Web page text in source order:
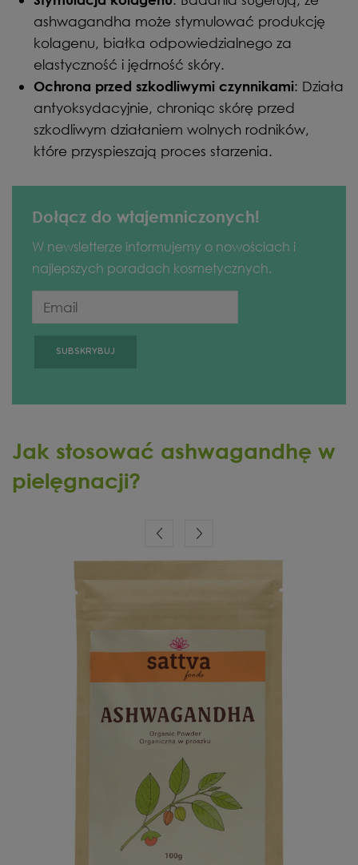
ashwagandha może stymulować produkcję
kolagenu, białka odpowiedzialnego za
elastyczność i jędrność skóry.
Ochrona przed szkodliwymi czynnikami: Działa
antyoksydacyjnie, chroniąc skórę przed
szkodliwym działaniem wolnych rodników,
które przyspieszają proces starzenia.
Dołącz do wtajemniczonych!
W newsletterze informujemy o nowościach i
najlepszych poradach kosmetycznych.
Jak stosować ashwagandhę w
pielęgnacji?